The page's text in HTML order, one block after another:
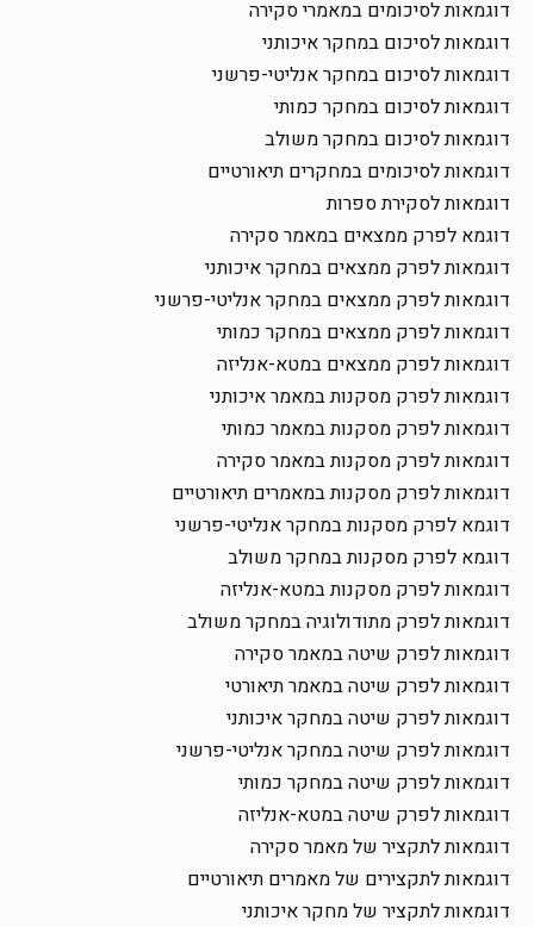
דוגמאות לסיכומים במאמרי סקירה
דוגמאות לסיכום במחקר איכותני
דוגמאות לסיכום במחקר אנליטי-פרשני
דוגמאות לסיכום במחקר כמותי
דוגמאות לסיכום במחקר משולב
דוגמאות לסיכומים במחקרים תיאורטיים
דוגמאות לסקירת ספרות
דוגמא לפרק ממצאים במאמר סקירה
דוגמאות לפרק ממצאים במחקר איכותני
דוגמאות לפרק ממצאים במחקר אנליטי-פרשני
דוגמאות לפרק ממצאים במחקר כמותי
דוגמאות לפרק ממצאים במטא-אנליזה
דוגמאות לפרק מסקנות במאמר איכותני
דוגמאות לפרק מסקנות במאמר כמותי
דוגמאות לפרק מסקנות במאמר סקירה
דוגמאות לפרק מסקנות במאמרים תיאורטיים
דוגמא לפרק מסקנות במחקר אנליטי-פרשני
דוגמא לפרק מסקנות במחקר משולב
דוגמאות לפרק מסקנות במטא-אנליזה
דוגמאות לפרק מתודולוגיה במחקר משולב
דוגמאות לפרק שיטה במאמר סקירה
דוגמאות לפרק שיטה במאמר תיאורטי
דוגמאות לפרק שיטה במחקר איכותני
דוגמאות לפרק שיטה במחקר אנליטי-פרשני
דוגמאות לפרק שיטה במחקר כמותי
דוגמאות לפרק שיטה במטא-אנליזה
דוגמאות לתקציר של מאמר סקירה
דוגמאות לתקצירים של מאמרים תיאורטיים
דוגמאות לתקציר של מחקר איכותני